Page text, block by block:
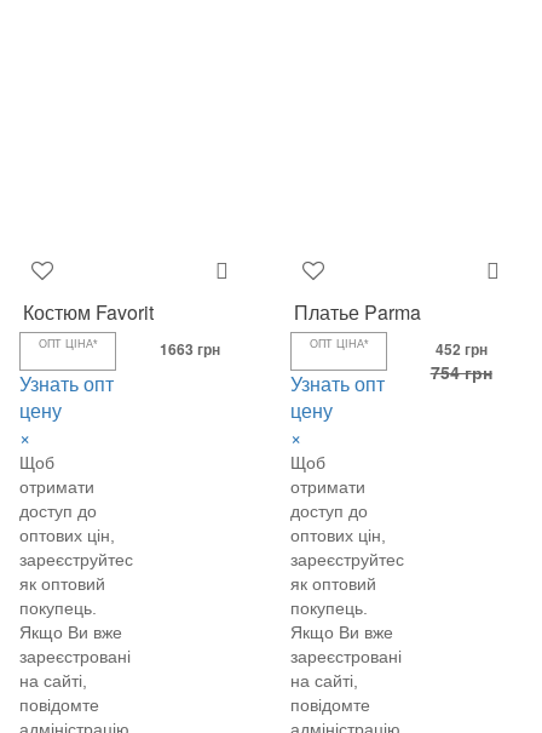
Костюм Favorit
ОПТ ЦІНА*
Узнать опт
цену
×
Щоб
отримати
доступ до
оптових цін,
зареєструйтеся
як оптовий
покупець.
Якщо Ви вже
зареєстровані
на сайті,
повідомте
1663 грн
Платье Parma
ОПТ ЦІНА*
Узнать опт
цену
×
Щоб
отримати
доступ до
оптових цін,
зареєструйтеся
як оптовий
покупець.
Якщо Ви вже
зареєстровані
на сайті,
повідомте
452 грн
754 грн